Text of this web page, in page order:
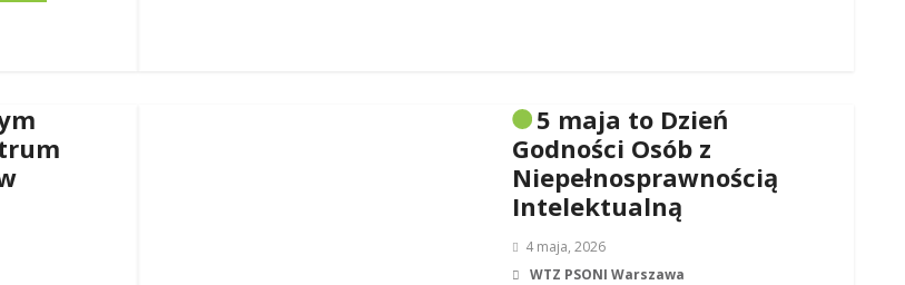
5 maja to Dzień
Godności Osób z
Niepełnosprawnością
Intelektualną
4 maja, 2026
WTZ PSONI Warszawa